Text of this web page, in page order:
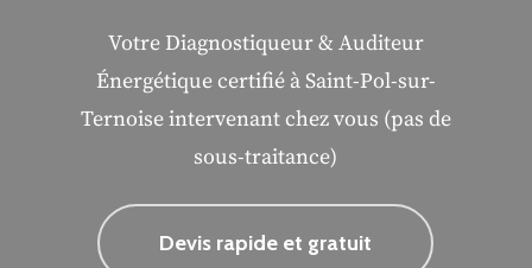
Votre Diagnostiqueur & Auditeur
Énergétique certifié à Saint-Pol-sur-
Ternoise intervenant chez vous (pas de
sous-traitance)
Devis rapide et gratuit